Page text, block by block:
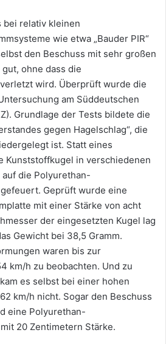
bei relativ kleinen
wie etwa „Bauder PIR“
den Beschuss mit sehr großen
ohne dass die
wird. Überprüft wurde die
am Süddeutschen
Grundlage der Tests bildete die
gegen Hagelschlag“, die
ist. Statt eines
Kunststoffkugel in verschiedenen
die Polyurethan-
Geprüft wurde eine
mit einer Stärke von acht
der eingesetzten Kugel lag
Gewicht bei 38,5 Gramm.
waren bis zur
km/h zu beobachten. Und zu
es selbst bei einer hohen
km/h nicht. Sogar den Beschuss
eine Polyurethan-
20 Zentimetern Stärke.